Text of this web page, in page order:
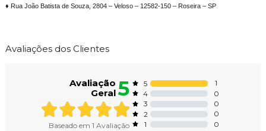
♦ Rua João Batista de Souza, 2804 – Veloso – 12582-150 – Roseira – SP
Avaliações dos Clientes
Avaliação
Geral5
Baseado em 1 Avaliação
5
1
4
0
3
0
2
0
1
0